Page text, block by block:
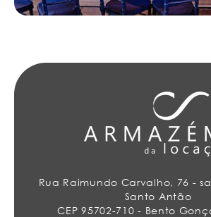
Rua Raimundo Carvalho, 76 -
Santo Antão
CEP 95702-710 - Bento